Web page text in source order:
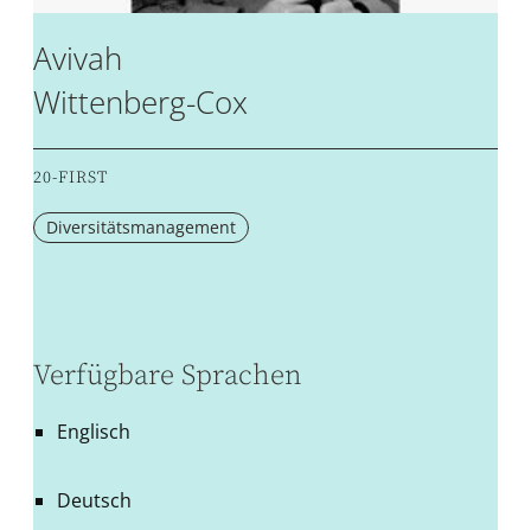
Avivah
Wittenberg-Cox
20-FIRST
Diversitätsmanagement
Verfügbare Sprachen
Englisch
Deutsch